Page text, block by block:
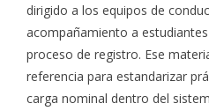
dirigido a los equipos de
acompañamiento a
proceso de registro. Ese
referencia para estandarizar
carga nominal dentro del